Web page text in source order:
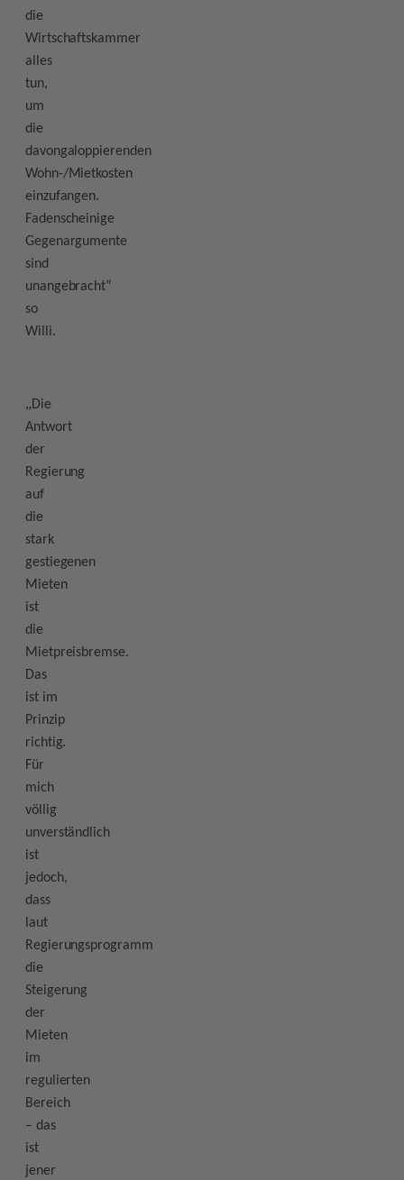
die
Wirtschaftskammer
alles
tun,
um
die
davongaloppierenden
Wohn-/Mietkosten
einzufangen.
Fadenscheinige
Gegenargumente
sind
unangebracht“
so
Willi.
„Die
Antwort
der
Regierung
auf
die
stark
gestiegenen
Mieten
ist
die
Mietpreisbremse.
Das
ist im
Prinzip
richtig.
Für
mich
völlig
unverständlich
ist
jedoch,
dass
laut
Regierungsprogramm
die
Steigerung
der
Mieten
im
regulierten
Bereich
– das
ist
jener